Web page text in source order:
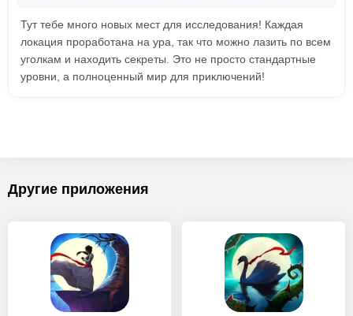
Тут тебе много новых мест для исследования! Каждая
локация проработана на ура, так что можно лазить по всем
уголкам и находить секреты. Это не просто стандартные
уровни, а полноценный мир для приключений!
Другие приложения